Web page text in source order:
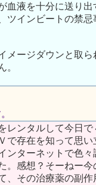
血液を十分に送り
ツインビートの禁
メージダウンと取
。
レンタルして今日
で存在を知って思
ンターネットで色
。感想？そーねー
、その治療薬の副